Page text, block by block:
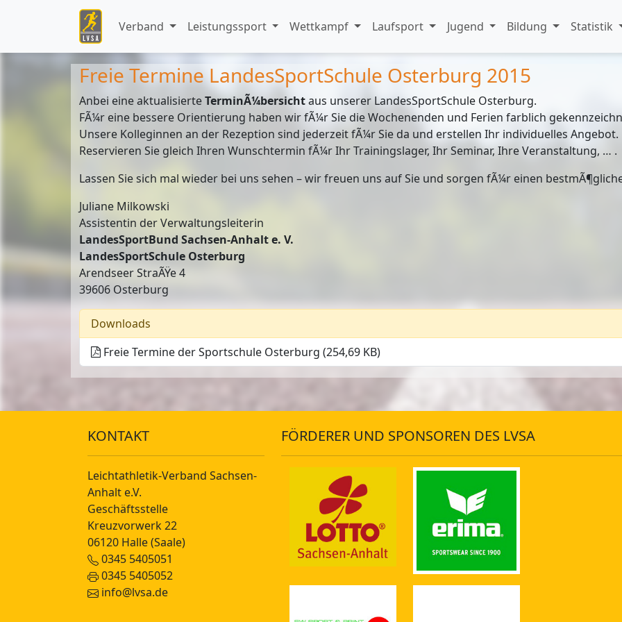
Verband Leistungssport Wettkampf Laufsport Jugend Bildung Statistik
Freie Termine LandesSportSchule Osterburg 2015
Anbei eine aktualisierteTerminÃ¼bersichtaus unserer LandesSportSchule Osterburg.
FÃ¼r eine bessere Orientierung haben wir fÃ¼r Sie die Wochenenden und Ferien farblich
Unsere Kolleginnen an der Rezeption sind jederzeit fÃ¼r Sie da und erstellen Ihr individuelles Angebot.
Reservieren Sie gleich Ihren Wunschtermin fÃ¼r Ihr Trainingslager, Ihr Seminar, Ihre Veranstaltung, … .
Lassen Sie sich mal wieder bei uns sehen – wir freuen uns auf Sie und sorgen fÃ¼r einen
Juliane Milkowski
Assistentin der Verwaltungsleiterin
LandesSportBund Sachsen-Anhalt e. V.
LandesSportSchule Osterburg
Arendseer StraÃŸe 4
39606 Osterburg
Downloads
Freie Termine der Sportschule Osterburg (254,69 KB)
KONTAKT
Leichtathletik-Verband Sachsen-
Anhalt e.V.
Geschäftsstelle
Kreuzvorwerk 22
06120 Halle (Saale)
0345 5405051
0345 5405052
info@lvsa.de
FÖRDERER UND SPONSOREN DES LVSA